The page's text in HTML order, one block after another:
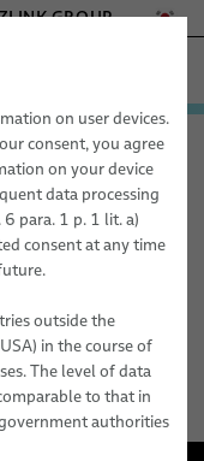
GROUP
호스 및 튜브
on user devices.
consent, you agree
on your device
data processing
para. 1 p. 1 lit. a)
consent at any time
outside the
in the course of
The level of data
to that in
authorities